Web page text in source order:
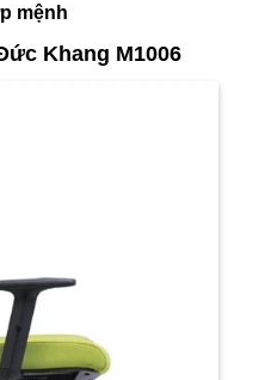
mệnh
Khang M1006